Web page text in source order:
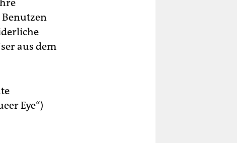
aus dem
Eye“)